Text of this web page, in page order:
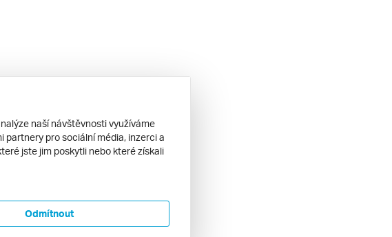
naší návštěvnosti využíváme
partnery pro sociální média, inzerci a
jste jim poskytli nebo které získali
Odmítnout